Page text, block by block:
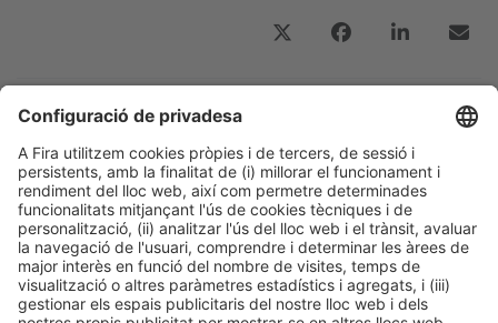
Post Anterior
«Ens distingeix la nostra capacitat d’oferir
solucions a mida amb un enfocament integral»
Següent Post
La 2a edició d’IN Talks, l’esdeveniment que
connecta transformació digital i innovació en la
indústria manufacturera, posa el focus en la
indústria química i de procés